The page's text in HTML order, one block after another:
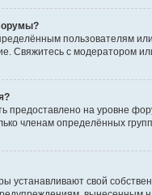
пользователям
Свяжитесь с модератором
предоставлено на уровне
членам определённых
устанавливают свой